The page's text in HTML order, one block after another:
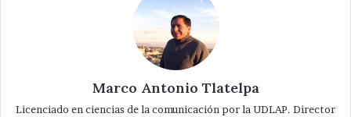
Marco Antonio Tlatelpa
Licenciado en ciencias de la comunicación por la UDLAP. Director